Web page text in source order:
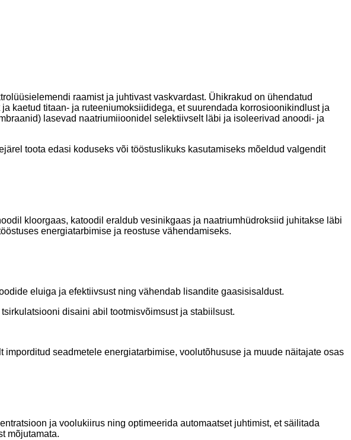
raamist ja juhtivast vaskvardast. Ühikrakud on ühendatud
kaetud titaan- ja ruteeniumoksiididega, et suurendada korrosioonikindlust ja
lasevad naatriumiioonidel selektiivselt läbi ja isoleerivad anoodi- ja
toota edasi koduseks või tööstuslikuks kasutamiseks mõeldud valgendit
kloorgaas, katoodil eraldub vesinikgaas ja naatriumhüdroksiid juhitakse läbi
energiatarbimise ja reostuse vähendamiseks.
eluiga ja efektiivsust ning vähendab lisandite gaasisisaldust.
disaini abil tootmisvõimsust ja stabiilsust.
seadmetele energiatarbimise, voolutõhususe ja muude näitajate osas
ja voolukiirus ning optimeerida automaatset juhtimist, et säilitada
mõjutamata.